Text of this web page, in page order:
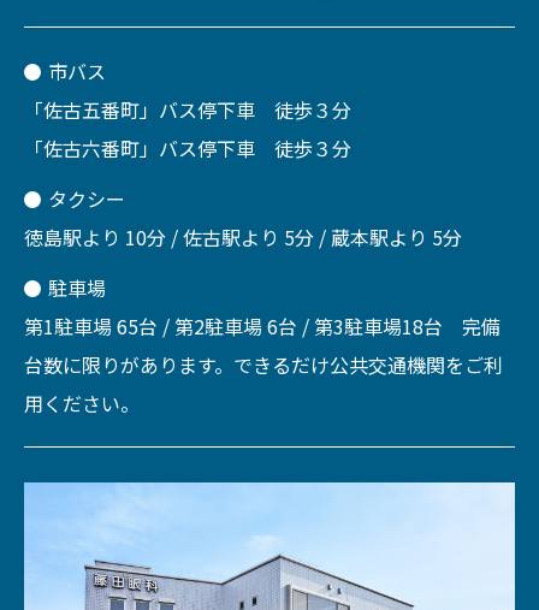
市バス
「佐古五番町」バス停下車 徒歩３分
「佐古六番町」バス停下車 徒歩３分
タクシー
徳島駅より 10分 / 佐古駅より 5分 / 蔵本駅より 5分
駐車場
第1駐車場 65台 / 第2駐車場 6台 / 第3駐車場18台 完備
台数に限りがあります。できるだけ公共交通機関をご利
用ください。